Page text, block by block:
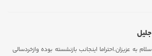
جلیل
سلام به عزیزان.احتراما اینجانب بازنشسته بوده وازخردسالی